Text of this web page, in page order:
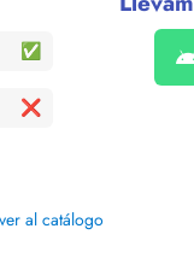
✅
❌
al catálogo